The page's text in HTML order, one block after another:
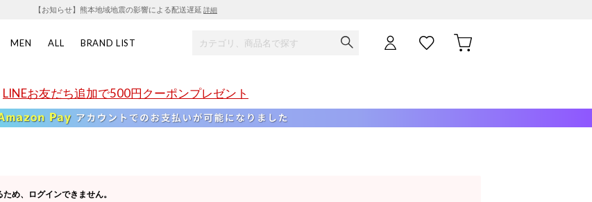
【お知らせ】熊本地域地震の影響による配送遅延 詳細
MEN ALL BRAND LIST
LINEお友だち追加で500円クーポンプレゼント
め、ログインできません。